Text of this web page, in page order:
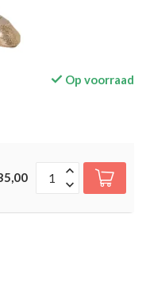
Op voorraad